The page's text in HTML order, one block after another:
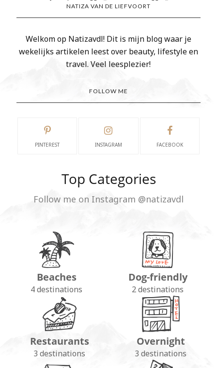
NATIZA VAN DE LIEFVOORT
Welkom op Natizavdl! Dit is mijn blog waar je
wekelijks artikelen leest over beauty, lifestyle en
travel. Veel leesplezier!
FOLLOW ME
PINTEREST INSTAGRAM FACEBOOK
Top Categories
Follow me on Instagram @natizavdl
Beaches
4 destinations
Dog-friendly
2 destinations
Restaurants
3 destinations
Overnight
3 destinations